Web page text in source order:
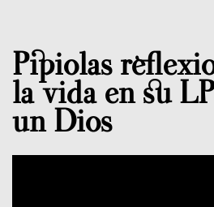
Pipiolas
la vida en su
un Dios